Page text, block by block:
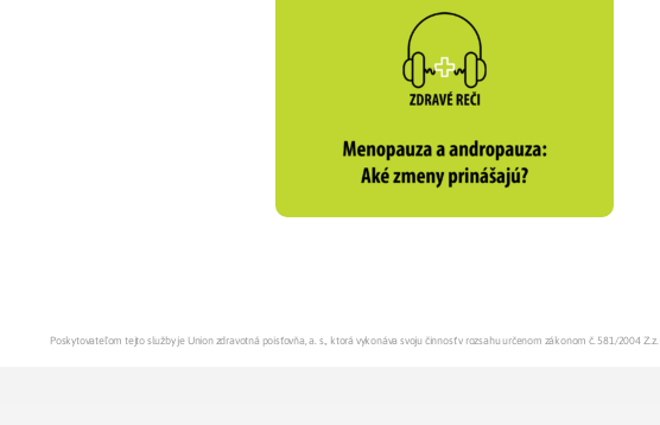
Poskytovateľom tejto služby je Union zdravotná poisťovňa, a. s., ktorá vykonáva svoju činnosť v rozsahu určenom zákonom č. 581/2004